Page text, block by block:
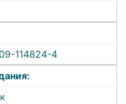
114824-4